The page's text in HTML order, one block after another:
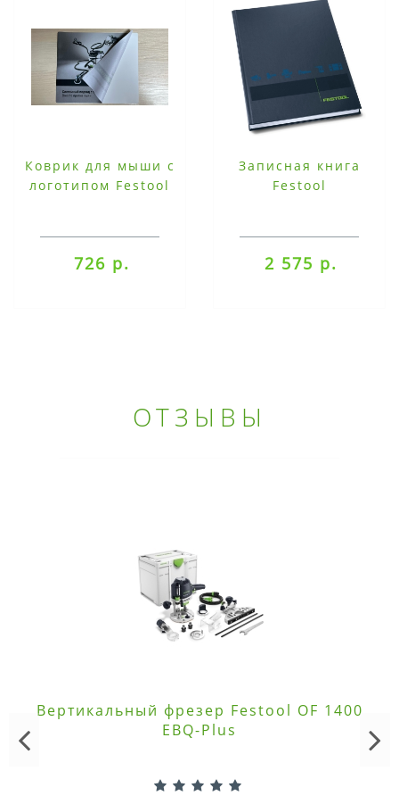
Коврик для мыши с
логотипом Festool
726 р.
Записная книга
Festool
2 575 р.
ОТЗЫВЫ
Вертикальный фрезер Festool OF 1400
EBQ-Plus